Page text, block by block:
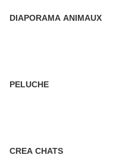
DIAPORAMA ANIMAUX
PELUCHE
CREA CHATS